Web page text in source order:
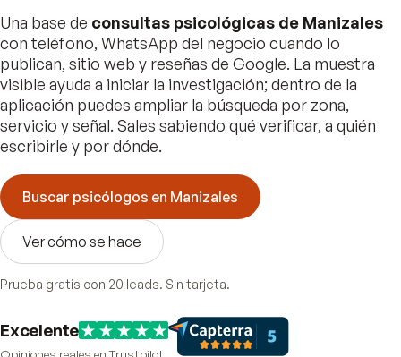
Una base de consultas psicológicas de Manizales
con teléfono, WhatsApp del negocio cuando lo
publican, sitio web y reseñas de Google. La muestra
visible ayuda a iniciar la investigación; dentro de la
aplicación puedes ampliar la búsqueda por zona,
servicio y señal. Sales sabiendo qué verificar, a quién
escribirle y por dónde.
Buscar psicólogos en Manizales
Ver cómo se hace
Prueba gratis con 20 leads. Sin tarjeta.
Excelente
Opiniones reales en Trustpilot